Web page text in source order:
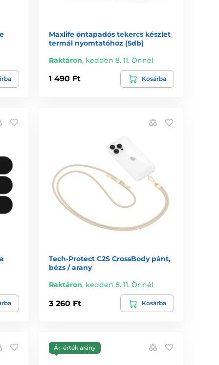
Maxlife öntapadós tekercs készlet
termál nyomtatóhoz (5db)
Raktáron, kedden 8. 11. Önnél
1 490 Ft Kosárba
Tech-Protect C2S CrossBody pánt,
bézs / arany
Raktáron, kedden 8. 11. Önnél
3 260 Ft Kosárba
Ár-érték arány